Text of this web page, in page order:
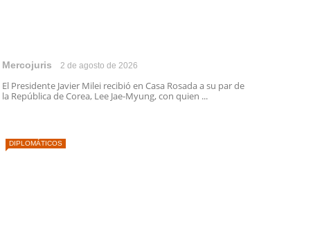
Mercojuris 2 de agosto de 2026
El Presidente Javier Milei recibió en Casa Rosada a su par de
la República de Corea, Lee Jae-Myung, con quien ...
DIPLOMÁTICOS